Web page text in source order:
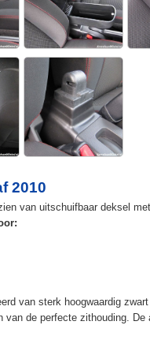
2010
van uitschuifbaar deksel
van sterk hoogwaardig
de perfecte zithouding.